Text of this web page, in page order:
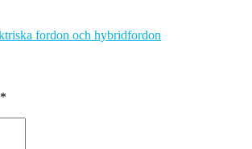
fordon och hybridfordon
*